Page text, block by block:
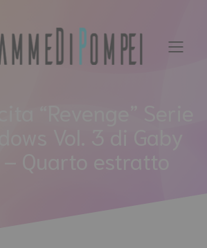
– Quarto estratto